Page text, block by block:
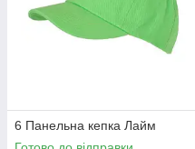
6 Панельна кепка Лайм